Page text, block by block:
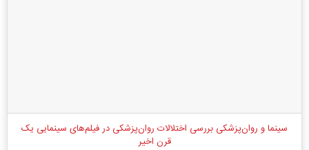
سینما و روان‌پزشکی بررسی اختلالات روان‌پزشکی در فیلم‌های سینمایی یک
قرن اخیر